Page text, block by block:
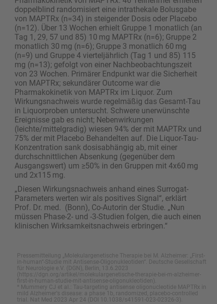
doppelblind randomisiert eine intrathekale Bolusgabe
von MAPTRx (n=34) in steigender Dosis oder Placebo
(n=12). Über 13 Wochen erhielt Gruppe 1 monatlich (an
Tag 1, 29, 57 und 85) 10 mg MAPTRx (n=6); Gruppe 2
monatlich 30 mg (n=6); Gruppe 3 monatlich 60 mg
(n=9) und Gruppe 4 vierteljährlich (Tag 1 und 85) 115
mg (n=13); gefolgt von einer Nachbeobachtungszeit
von 23 Wochen. Primärer Endpunkt war die Sicherheit
von MAPTRx; sekundärer Outcome war die
Pharmakokinetik von MAPTRx im Liquor. Zum
Wirkungsnachweis wurde regelmäßig das Gesamt-Tau
in Liquorproben untersucht. Schwere unerwünschte
Ereignisse gab es nicht; Nebenwirkungen
(leichte/mittelgradig) wiesen 94% der mit MAPTRx und
75% der mit Placebo Behandelten auf. Die Liquor-Tau-
Konzentration sank dosisabhängig ab, mit einer
durchschnittlichen Absenkung (gegenüber dem
Ausgangswert) um ≥50% in den Gruppen mit 4x60 mg
und 2x115 mg.
„Diesen Wirkungsnachweis anhand eines Surrogat-
Parameters werten wir als positives Signal“, erklärt
Prof. Dr. med. (Bonn), Co-Autorin der Studie. „Nun
müssen Phase-2- und -3-Studien folgen, die auch einen
klinischen Wirksamkeitsnachweis erbringen.“
Pressemitteilung „Molekulargenetische Therapie bei M. Alzheimer: „First-
in-human“-Studie mit Antisense-Oligonukleotiden“. Deutsche Gesellschaft
für Neurologie e.V. (DGN), Berlin, 13.6.2023
(https://dgn.org/artikel/molekulargenetische-therapie-bei-m-alzheimer-
first-in-human-studie-mit-antisense-oligonukleotiden).
* Mummery CJ et al.: Tau-targeting antisense oligonucleotide MAPTRx in
mild Alzheimer‘s disease: a phase 1b, randomized, placebo-controlled
trial. Nat Med 2023 Apr 24 (DOI 10.1038/s41591-023-02326-3).